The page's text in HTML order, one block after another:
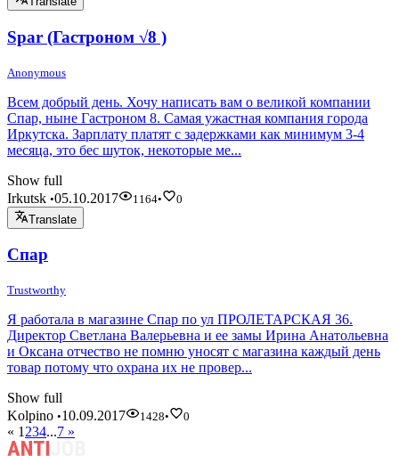
Spar (Гастроном √8 )
Anonymous
Всем добрый день. Хочу написать вам о великой компании
Спар, ныне Гастроном 8. Самая ужастная компания города
Иркутска. Зарплату платят с задержками как минимум 3-4
месяца, это бес шуток, некоторые ме...
Show full
Irkutsk •05.10.2017 1164•
0
Translate
Спар
Trustworthy
Я работала в магазине Спар по ул ПРОЛЕТАРСКАЯ 36.
Директор Светлана Валерьевна и ее замы Ирина Анатольевна
и Оксана отчество не помню уносят с магазина каждый день
товар потому что охрана их не провер...
Show full
Kolpino •10.09.2017 1428• 0
« 1 234...7 »